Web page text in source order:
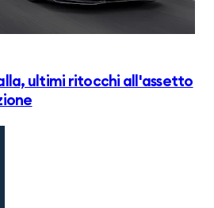
ultimi ritocchi all'assetto